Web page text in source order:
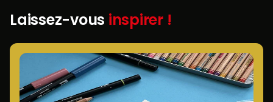
Laissez-vous inspirer !